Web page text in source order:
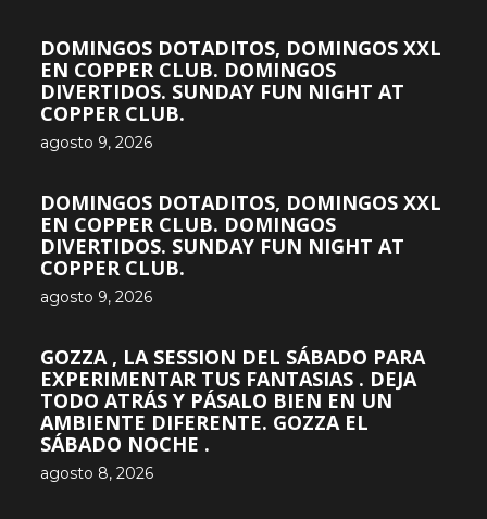
DOMINGOS DOTADITOS, DOMINGOS XXL
EN COPPER CLUB. DOMINGOS
DIVERTIDOS. SUNDAY FUN NIGHT AT
COPPER CLUB.
agosto 9, 2026
DOMINGOS DOTADITOS, DOMINGOS XXL
EN COPPER CLUB. DOMINGOS
DIVERTIDOS. SUNDAY FUN NIGHT AT
COPPER CLUB.
agosto 9, 2026
GOZZA , LA SESSION DEL SÁBADO PARA
EXPERIMENTAR TUS FANTASIAS . DEJA
TODO ATRÁS Y PÁSALO BIEN EN UN
AMBIENTE DIFERENTE. GOZZA EL
SÁBADO NOCHE .
agosto 8, 2026